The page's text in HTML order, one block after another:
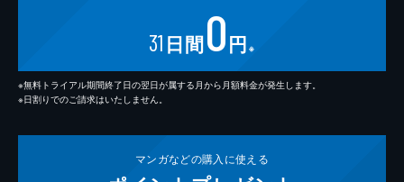
31 日間0円 ※
※無料トライアル期間終了日の翌日が属する月から月額料金が発生します。
※日割りでのご請求はいたしません。
マンガなどの購入に使える